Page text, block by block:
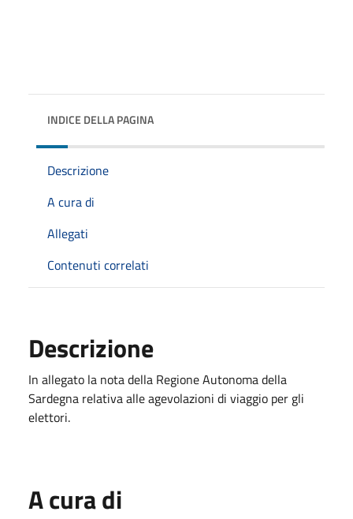
INDICE DELLA PAGINA
Descrizione
A cura di
Allegati
Contenuti correlati
Descrizione
In allegato la nota della Regione Autonoma della
Sardegna relativa alle agevolazioni di viaggio per gli
elettori.
A cura di